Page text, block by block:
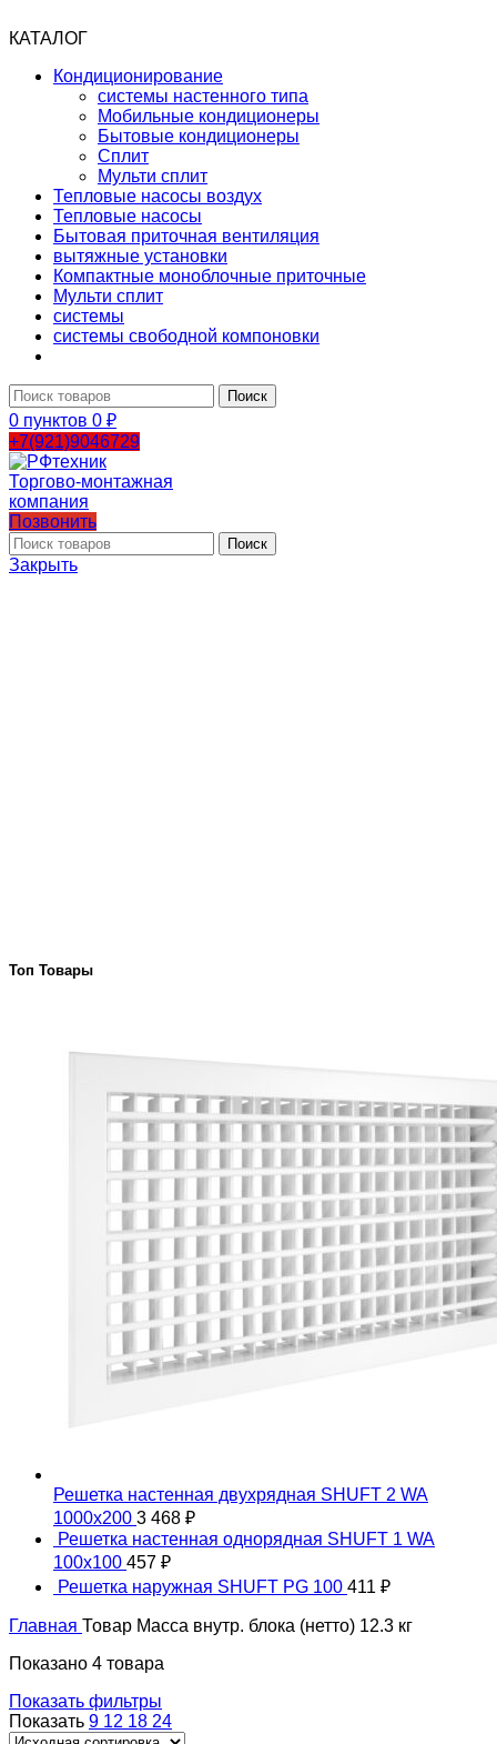
КАТАЛОГ
Кондиционирование
системы настенного типа
Мобильные кондиционеры
Бытовые кондиционеры
Сплит
Мульти сплит
Тепловые насосы воздух
Тепловые насосы
Бытовая приточная вентиляция
вытяжные установки
Компактные моноблочные приточные
Мульти сплит
системы
системы свободной компоновки
Поиск
0 пунктов 0 ₽
+7(921)9046729
Позвонить
Поиск
Закрыть
Топ Товары
Решетка настенная двухрядная SHUFT 2 WA
1000x200 3 468 ₽
Решетка настенная однорядная SHUFT 1 WA
100x100 457 ₽
Решетка наружная SHUFT PG 100 411 ₽
Главная Товар Масса внутр. блока (нетто) 12.3 кг
Показано 4 товара
Показать фильтры
Показать 9 12 18 24